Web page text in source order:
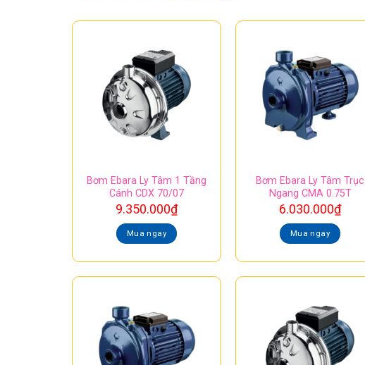
Bơm Ebara Ly Tâm 1 Tầng
Cánh CDX 70/07
9.350.000₫
Mua ngay
Bơm Ebara Ly Tâm Trục
Ngang CMA 0.75T
6.030.000₫
Mua ngay